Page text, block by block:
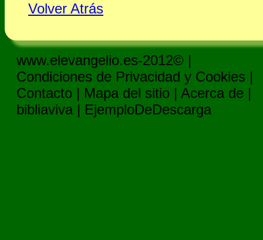
Volver Atrás
www.elevangelio.es-2012© |
Condiciones de Privacidad y Cookies |
Contacto | Mapa del sitio | Acerca de |
bibliaviva | EjemploDeDescarga